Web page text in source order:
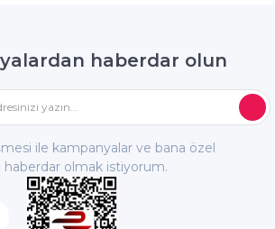
haberdar olun
ile kampanyalar ve bana özel
olmak istiyorum.